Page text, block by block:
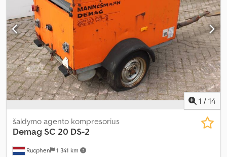
reguliuojama važiuoklė,
1 / 14
Rucphen 1 341 km
šaldymo agento kompresorius
Demag SC 20 DS-2